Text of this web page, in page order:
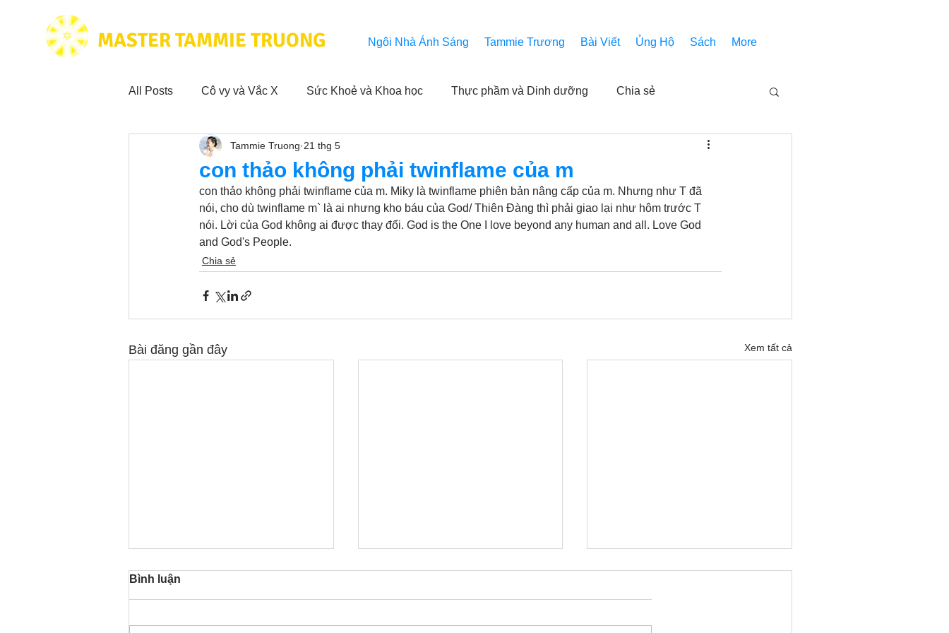
MASTER TAMMIE TRUONG Ngôi Nhà Ánh Sáng Tammie Trương Bài Viết Ủng Hộ Sách More
All Posts Cô vy và Vắc X Sức Khoẻ và Khoa học Thực phầm và Dinh dưỡng Chia sẻ
Hoạt động vì cộng đồng Trải nghiệm của người xem Các bài pháp
Trích dẫn hay trong Sách CL&NL Thành tựu Các thông báo Góc chân thiện mỹ Nhóm Thiên Nhãn
Phim Tâm Linh
con thảo không phải twinflame của m
Tammie Truong 21 thg 5
con thảo không phải twinflame của m. Miky là twinflame phiên bản nâng cấp của m. Nhưng như T đã
nói, cho dù twinflame m` là ai nhưng kho báu của God/ Thiên Đàng thì phải giao lại như hôm trước T
nói. Lời của God không ai được thay đổi. God is the One I love beyond any human and all. Love God
and God's People.
Chia sẻ
Bài đăng gần đây Xem tất cả
Bình luận